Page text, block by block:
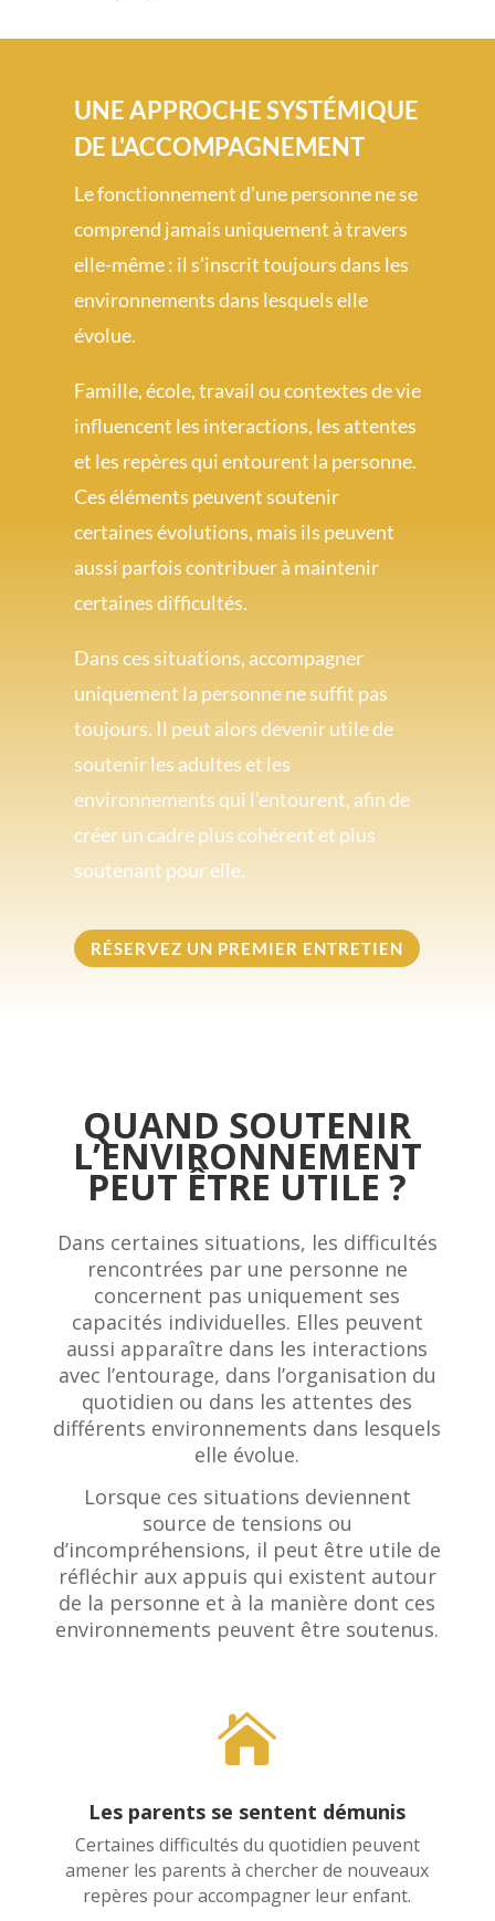
UNE APPROCHE SYSTÉMIQUE
DE L'ACCOMPAGNEMENT
Le fonctionnement d’une personne ne se
comprend jamais uniquement à travers
elle-même : il s’inscrit toujours dans les
environnements dans lesquels elle
évolue.
Famille, école, travail ou contextes de vie
influencent les interactions, les attentes
et les repères qui entourent la personne.
Ces éléments peuvent soutenir
certaines évolutions, mais ils peuvent
aussi parfois contribuer à maintenir
certaines difficultés.
Dans ces situations, accompagner
uniquement la personne ne suffit pas
toujours. Il peut alors devenir utile de
soutenir les adultes et les
environnements qui l’entourent, afin de
créer un cadre plus cohérent et plus
soutenant pour elle.
RÉSERVEZ UN PREMIER ENTRETIEN
QUAND SOUTENIR
L’ENVIRONNEMENT
PEUT ÊTRE UTILE ?
Dans certaines situations, les difficultés
rencontrées par une personne ne
concernent pas uniquement ses
capacités individuelles. Elles peuvent
aussi apparaître dans les interactions
avec l’entourage, dans l’organisation du
quotidien ou dans les attentes des
différents environnements dans lesquels
elle évolue.
Lorsque ces situations deviennent
source de tensions ou
d’incompréhensions, il peut être utile de
réfléchir aux appuis qui existent autour
de la personne et à la manière dont ces
environnements peuvent être soutenus.

Les parents se sentent démunis
Certaines difficultés du quotidien peuvent
amener les parents à chercher de nouveaux
repères pour accompagner leur enfant.